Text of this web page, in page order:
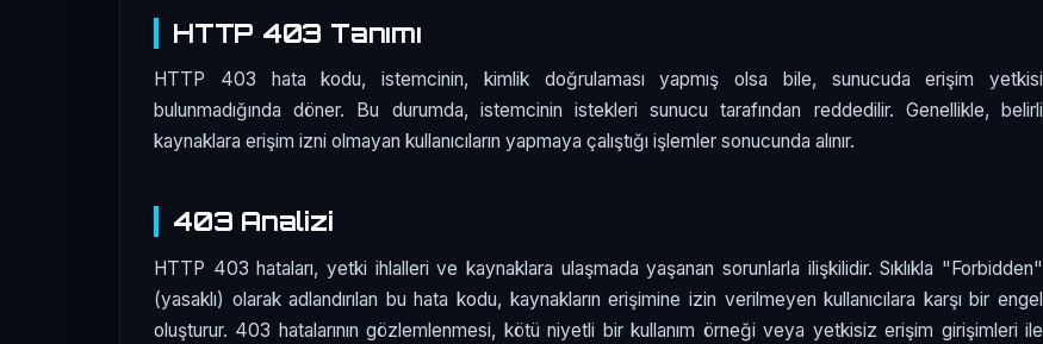
HTTP 403 Tanımı
HTTP 403 hata kodu, istemcinin, kimlik doğrulaması yapmış olsa bile, sunucuda erişim yetkisi
bulunmadığında döner. Bu durumda, istemcinin istekleri sunucu tarafından reddedilir. Genellikle, belirli
kaynaklara erişim izni olmayan kullanıcıların yapmaya çalıştığı işlemler sonucunda alınır.
403 Analizi
HTTP 403 hataları, yetki ihlalleri ve kaynaklara ulaşmada yaşanan sorunlarla ilişkilidir. Sıklıkla "Forbidden"
(yasaklı) olarak adlandırılan bu hata kodu, kaynakların erişimine izin verilmeyen kullanıcılara karşı bir engel
oluşturur. 403 hatalarının gözlemlenmesi, kötü niyetli bir kullanım örneği veya yetkisiz erişim girişimleri ile